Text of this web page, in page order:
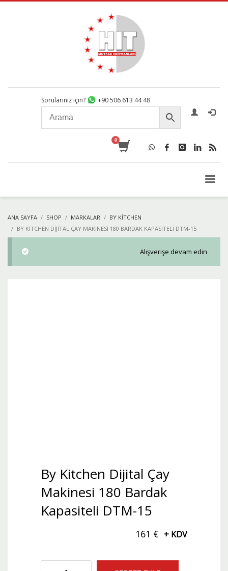
Sorularınız için? +90 506 613 44 48
ANA SAYFA SHOP MARKALAR
BY KITCHEN
BY KITCHEN DIJITAL ÇAY MAKINESI 180 BARDAK KAPASITELI DTM-15
Alışverişe devam edin
By Kitchen Dijital Çay
Makinesi 180 Bardak
Kapasiteli DTM-15
161 € + KDV